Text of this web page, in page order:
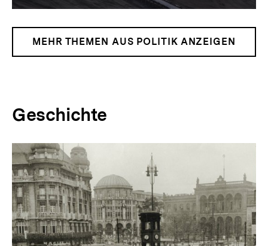
MEHR THEMEN AUS POLITIK ANZEIGEN
Geschichte